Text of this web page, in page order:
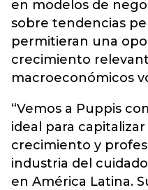
en modelos de
sobre tendencias
permitieran una
crecimiento
macroeconómicos
“Vemos a Puppis
ideal para
crecimiento y
industria del
en América Latina.